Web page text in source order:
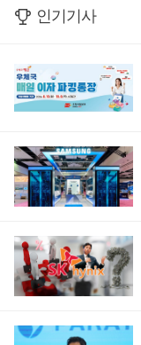
인기기사